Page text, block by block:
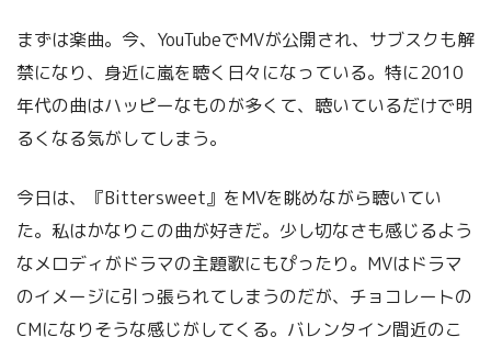
まずは楽曲。今、YouTubeでMVが公開され、サブスクも解
禁になり、身近に嵐を聴く日々になっている。特に2010
年代の曲はハッピーなものが多くて、聴いているだけで明
るくなる気がしてしまう。
今日は、『Bittersweet』をMVを眺めながら聴いてい
た。私はかなりこの曲が好きだ。少し切なさも感じるよう
なメロディがドラマの主題歌にもぴったり。MVはドラマ
のイメージに引っ張られてしまうのだが、チョコレートの
CMになりそうな感じがしてくる。バレンタイン間近のこ